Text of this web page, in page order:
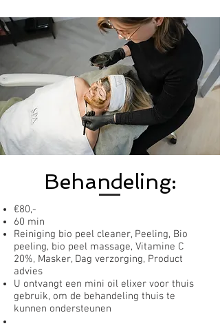
Behandeling:
€80,-
60 min
Reiniging bio peel cleaner, Peeling, Bio
peeling, bio peel massage, Vitamine C
20%, Masker, Dag verzorging, Product
advies
U ontvangt een mini oil elixer voor thuis
gebruik, om de behandeling thuis te
kunnen ondersteunen